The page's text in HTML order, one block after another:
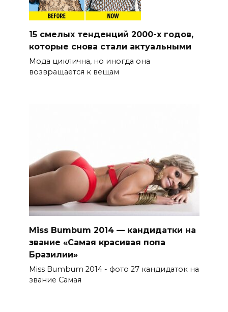
15 смелых тенденций 2000-х годов,
которые снова стали актуальными
Мода циклична, но иногда она
возвращается к вещам
Miss Bumbum 2014 — кандидатки на
звание «Самая красивая попа
Бразилии»
Miss Bumbum 2014 - фото 27 кандидаток на
звание Самая